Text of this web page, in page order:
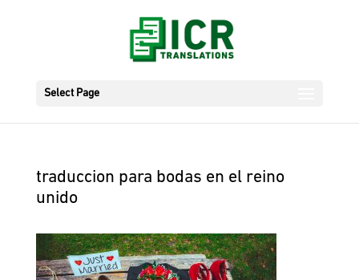
Select Page
traduccion para bodas en el reino
unido